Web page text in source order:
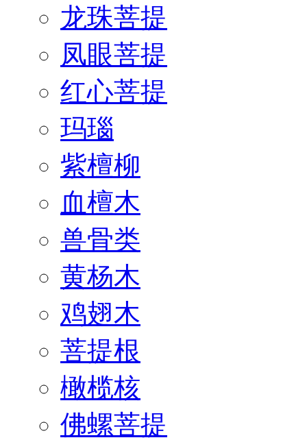
龙珠菩提
凤眼菩提
红心菩提
玛瑙
紫檀柳
血檀木
兽骨类
黄杨木
鸡翅木
菩提根
橄榄核
佛螺菩提